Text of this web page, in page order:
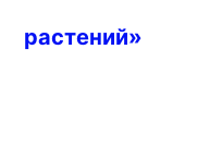
растений»